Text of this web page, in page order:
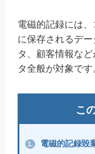
電磁的記録には
に保存されるデ
タ、顧客情報な
タ全般が対象です
こ
1. 電磁的記録毀